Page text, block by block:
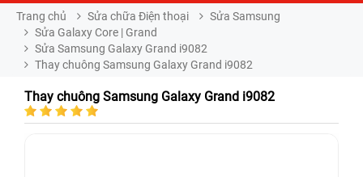
Trang chủ Sửa chữa Điện thoại
Sửa Samsung
Sửa Galaxy Core | Grand
Sửa Samsung Galaxy Grand i9082
Thay chuông Samsung Galaxy Grand i9082
Thay chuông Samsung Galaxy Grand i9082